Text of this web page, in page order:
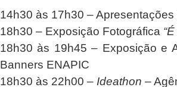
14h30 às 17h30 – Apresentações
18h30 – Exposição Fotográfica
18h30 às 19h45 – Exposição e
Banners ENAPIC
18h30 às 22h00 – Ideathon –